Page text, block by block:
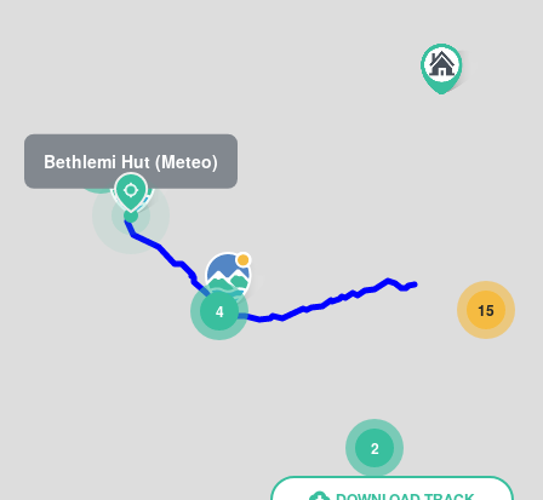
Bethlemi Hut (Meteo)
2
4 15
2